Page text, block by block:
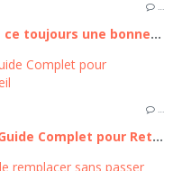
…
Acheter un iPhone 12 en 2026 : est ce toujours une bonne affaire ?
…
Remplacer la batterie iPhone 11 : Guide Complet pour Retrouver l'autonomie de votre appareil